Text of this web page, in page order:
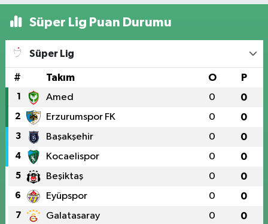
Süper Lig Puan Durumu
Süper Lig
# Takım O P
1 Amed 0 0
2 Erzurumspor FK 0 0
3 Başakşehir 0 0
4 Kocaelispor 0 0
5 Beşiktaş 0 0
6 Eyüpspor 0 0
7 Galatasaray 0 0